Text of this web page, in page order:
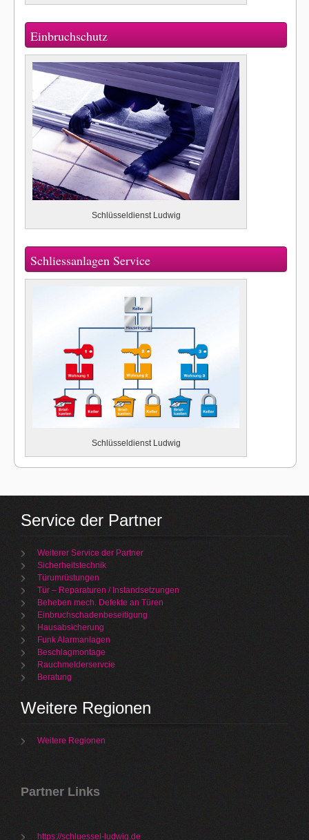
Einbruchschutz
Schlüsseldienst Ludwig
Schliessanlagen Service
Schlüsseldienst Ludwig
Service der Partner
Weiterer Service der Partner
Sicherheitstechnik
Türumrüstungen
Tür – Reparaturen / Instandsetzungen
Beheben mech. Defekte an Türen
Einbruchschadenbeseitigung
Hausabsicherung
Funk Alarmanlagen
Beschlagmontage
Rauchmelderservcie
Beratung
Weitere Regionen
Weitere Regionen
Partner Links
https://schluessel-ludwig.de